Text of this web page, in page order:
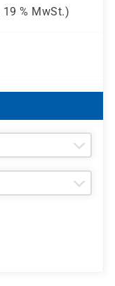
19 % MwSt.)